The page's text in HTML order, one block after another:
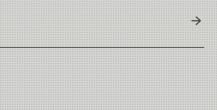
Japan
Strength Length/Spool